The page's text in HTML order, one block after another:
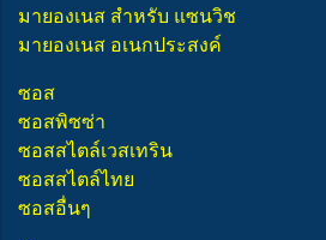
มายองเนส สำหรับ แซนวิช
มายองเนส อเนกประสงค์
ซอส
ซอสพิซซ่า
ซอสสไตล์เวสเทริน
ซอสสไตล์ไทย
ซอสอื่นๆ